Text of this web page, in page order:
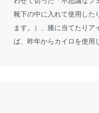
靴下の中に入れて使用した
ます。）、膝に当てたりア
ば、昨年からカイロを使用